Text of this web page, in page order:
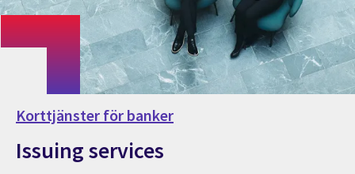
Korttjänster för banker
Issuing services